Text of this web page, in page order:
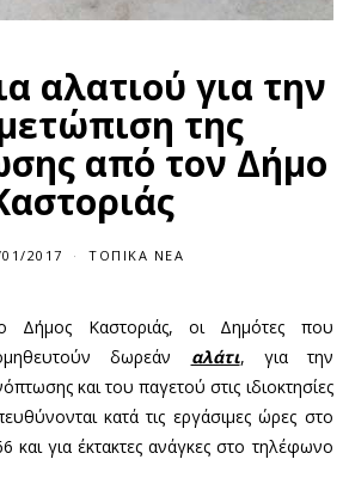
αλατιού για την
της
από τον Δήμο
2017 ΤΟΠΙΚΆ ΝΈΑ
Δήμος Καστοριάς, οι Δημότες που
δωρεάν αλάτι, για την
και του παγετού στις ιδιοκτησίες
κατά τις εργάσιμες ώρες στο
και για έκτακτες ανάγκες στο τηλέφωνο